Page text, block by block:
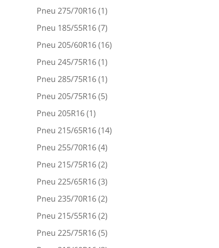
Pneu 275/70R16(1)
Pneu 185/55R16(7)
Pneu 205/60R16(16)
Pneu 245/75R16(1)
Pneu 285/75R16(1)
Pneu 205/75R16(5)
Pneu 205R16(1)
Pneu 215/65R16(14)
Pneu 255/70R16(4)
Pneu 215/75R16(2)
Pneu 225/65R16(3)
Pneu 235/70R16(2)
Pneu 215/55R16(2)
Pneu 225/75R16(5)